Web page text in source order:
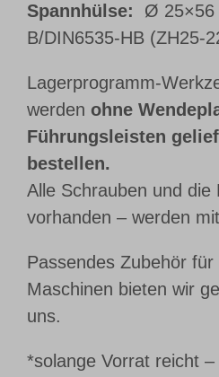
Spannhülse:
Ø 25×56
B/DIN6535-HB (ZH25-
Lagerprogramm-
werden ohne
Führungsleisten
bestellen.
Alle Schrauben und die
vorhanden – werden
Passendes Zubehör für
Maschinen bieten wir
uns.
*solange Vorrat reicht